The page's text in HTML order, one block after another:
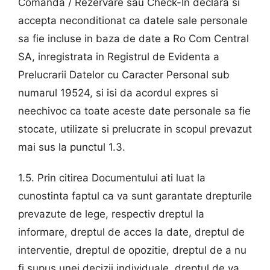
Comanda / Rezervare sau Check-In declara si
accepta neconditionat ca datele sale personale
sa fie incluse in baza de date a Ro Com Central
SA, inregistrata in Registrul de Evidenta a
Prelucrarii Datelor cu Caracter Personal sub
numarul 19524, si isi da acordul expres si
neechivoc ca toate aceste date personale sa fie
stocate, utilizate si prelucrate in scopul prevazut
mai sus la punctul 1.3.
1.5. Prin citirea Documentului ati luat la
cunostinta faptul ca va sunt garantate drepturile
prevazute de lege, respectiv dreptul la
informare, dreptul de acces la date, dreptul de
interventie, dreptul de opozitie, dreptul de a nu